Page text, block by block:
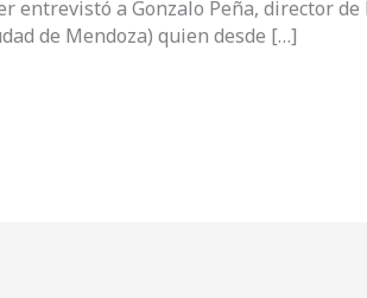
entrevistó a Gonzalo Peña, director de
de Mendoza) quien desde […]